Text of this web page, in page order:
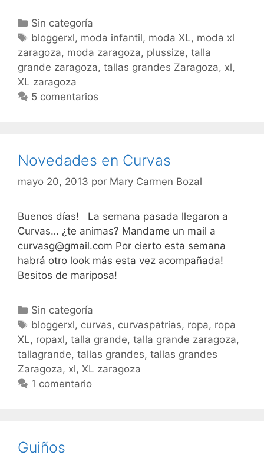
Martin
Categorías
Sin categoría
Etiquetas
bloggerxl, moda infantil, moda XL, moda xl
zaragoza, moda zaragoza, plussize, talla
grande zaragoza, tallas grandes Zaragoza, xl,
XL zaragoza
5 comentarios
Novedades en Curvas
mayo 20, 2013 por Mary Carmen Bozal
Buenos días! La semana pasada llegaron a
Curvas… ¿te animas? Mandame un mail a
curvasg@gmail.com Por cierto esta semana
habrá otro look más esta vez acompañada!
Besitos de mariposa!
Categorías
Sin categoría
Etiquetas
bloggerxl, curvas, curvaspatrias, ropa, ropa
XL, ropaxl, talla grande, talla grande zaragoza,
tallagrande, tallas grandes, tallas grandes
Zaragoza, xl, XL zaragoza
1 comentario
Guiños